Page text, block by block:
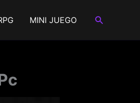
MINI JUEGO Buscar